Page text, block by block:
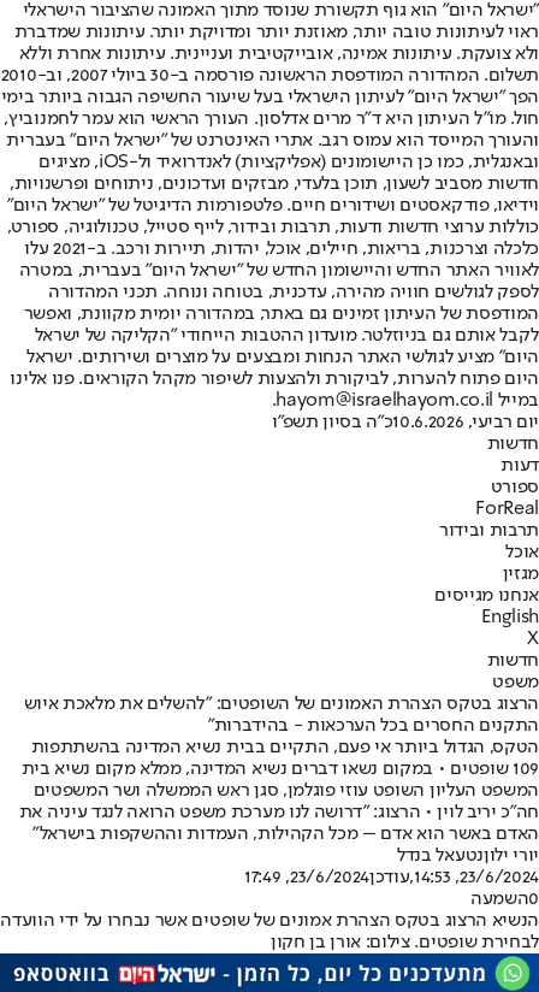
"ישראל היום" הוא גוף תקשורת שנוסד מתוך האמונה שהציבור הישראלי
ראוי לעיתונות טובה יותר, מאוזנת יותר ומדויקת יותר. עיתונות שמדברת
ולא צועקת. עיתונות אמינה, אובייקטיבית ועניינית. עיתונות אחרת וללא
תשלום. המהדורה המודפסת הראשונה פורסמה ב-30 ביולי 2007, וב-2010
הפך "ישראל היום" לעיתון הישראלי בעל שיעור החשיפה הגבוה ביותר בימי
חול. מו"ל העיתון היא ד"ר מרים אדלסון. העורך הראשי הוא עמר לחמנוביץ,
והעורך המייסד הוא עמוס רגב. אתרי האינטרנט של "ישראל היום" בעברית
ובאנגלית, כמו כן היישומונים (אפליקציות) לאנדרואיד ול-iOS, מציגים
חדשות מסביב לשעון, תוכן בלעדי, מבזקים ועדכונים, ניתוחים ופרשנויות,
וידיאו, פודקאסטים ושידורים חיים. פלטפורמות הדיגיטל של "ישראל היום"
כוללות ערוצי חדשות ודעות, תרבות ובידור, לייף סטייל, טכנולוגיה, ספורט,
כלכלה וצרכנות, בריאות, חיילים, אוכל, יהדות, תיירות ורכב. ב-2021 עלו
לאוויר האתר החדש והיישומון החדש של "ישראל היום" בעברית, במטרה
לספק לגולשים חוויה מהירה, עדכנית, בטוחה ונוחה. תכני המהדורה
המודפסת של העיתון זמינים גם באתר, במהדורה יומית מקוונת, ואפשר
לקבל אותם גם בניוזלטר. מועדון ההטבות הייחודי "הקליקה של ישראל
היום" מציע לגולשי האתר הנחות ומבצעים על מוצרים ושירותים. ישראל
היום פתוח להערות, לביקורת ולהצעות לשיפור מקהל הקוראים. פנו אלינו
במייל hayom@israelhayom.co.il.
יום רביעי, 10.6.2026
כ"ה בסיון תשפ"ו
חדשות
דעות
ספורט
ForReal
תרבות ובידור
אוכל
מגזין
אנחנו מגייסים
English
X
חדשות
משפט
הרצוג בטקס הצהרת האמונים של השופטים: "להשלים את מלאכת איוש
התקנים החסרים בכל הערכאות - בהידברות"
הטקס, הגדול ביותר אי פעם, התקיים בבית נשיא המדינה בהשתתפות
109 שופטים • במקום נשאו דברים נשיא המדינה, ממלא מקום נשיא בית
המשפט העליון השופט עוזי פוגלמן, סגן ראש הממשלה ושר המשפטים
חה"כ יריב לוין • הרצוג: "דרושה לנו מערכת משפט הרואה לנגד עיניה את
האדם באשר הוא אדם – מכל הקהילות, העמדות וההשקפות בישראל"
יורי ילוןנטעאל בנדל
23/6/2024, 14:53
,עודכן23/6/2024, 17:49
0השמעה
הנשיא הרצוג בטקס הצהרת אמונים של שופטים אשר נבחרו על ידי הוועדה
לבחירת שופטים. צילום: אורן בן חקון